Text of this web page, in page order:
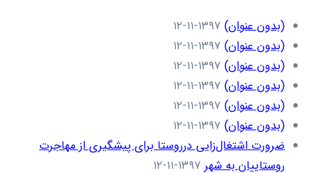
(بدون عنوان) ۱۳۹۷-۱۱-۱۲
(بدون عنوان) ۱۳۹۷-۱۱-۱۲
(بدون عنوان) ۱۳۹۷-۱۱-۱۲
(بدون عنوان) ۱۳۹۷-۱۱-۱۲
(بدون عنوان) ۱۳۹۷-۱۱-۱۲
(بدون عنوان) ۱۳۹۷-۱۱-۱۲
ضرورت اشتغال‌زایی درروستا برای پیشگیری از مهاجرت
روستاییان به شهر ۱۳۹۷-۱۱-۱۲